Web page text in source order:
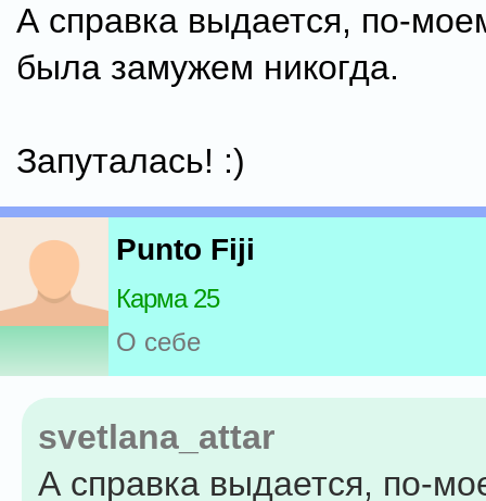
А справка выдается, по-
была замужем никогда.
Запуталась! :)
Punto Fiji
Карма 25
О себе
svetlana_attar
А справка выдается, по-